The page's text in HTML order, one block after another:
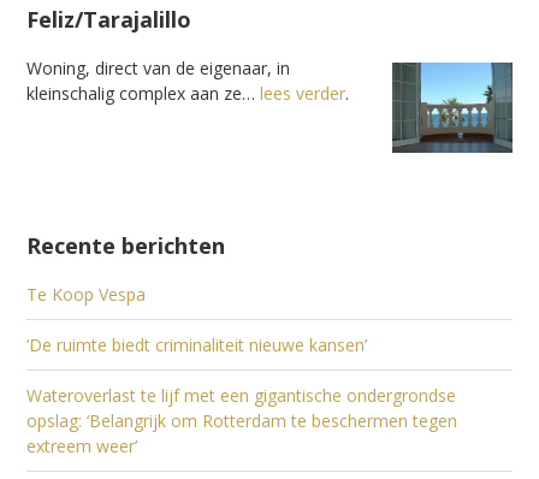
Feliz/Tarajalillo
Woning, direct van de eigenaar, in
kleinschalig complex aan ze…lees verder.
Recente berichten
Te Koop Vespa
‘De ruimte biedt criminaliteit nieuwe kansen’
Wateroverlast te lijf met een gigantische ondergrondse
opslag: ‘Belangrijk om Rotterdam te beschermen tegen
extreem weer’